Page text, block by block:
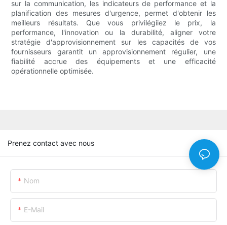
sur la communication, les indicateurs de performance et la
planification des mesures d'urgence, permet d'obtenir les
meilleurs résultats. Que vous privilégiiez le prix, la
performance, l'innovation ou la durabilité, aligner votre
stratégie d'approvisionnement sur les capacités de vos
fournisseurs garantit un approvisionnement régulier, une
fiabilité accrue des équipements et une efficacité
opérationnelle optimisée.
Prenez contact avec nous
Nom
E-Mail